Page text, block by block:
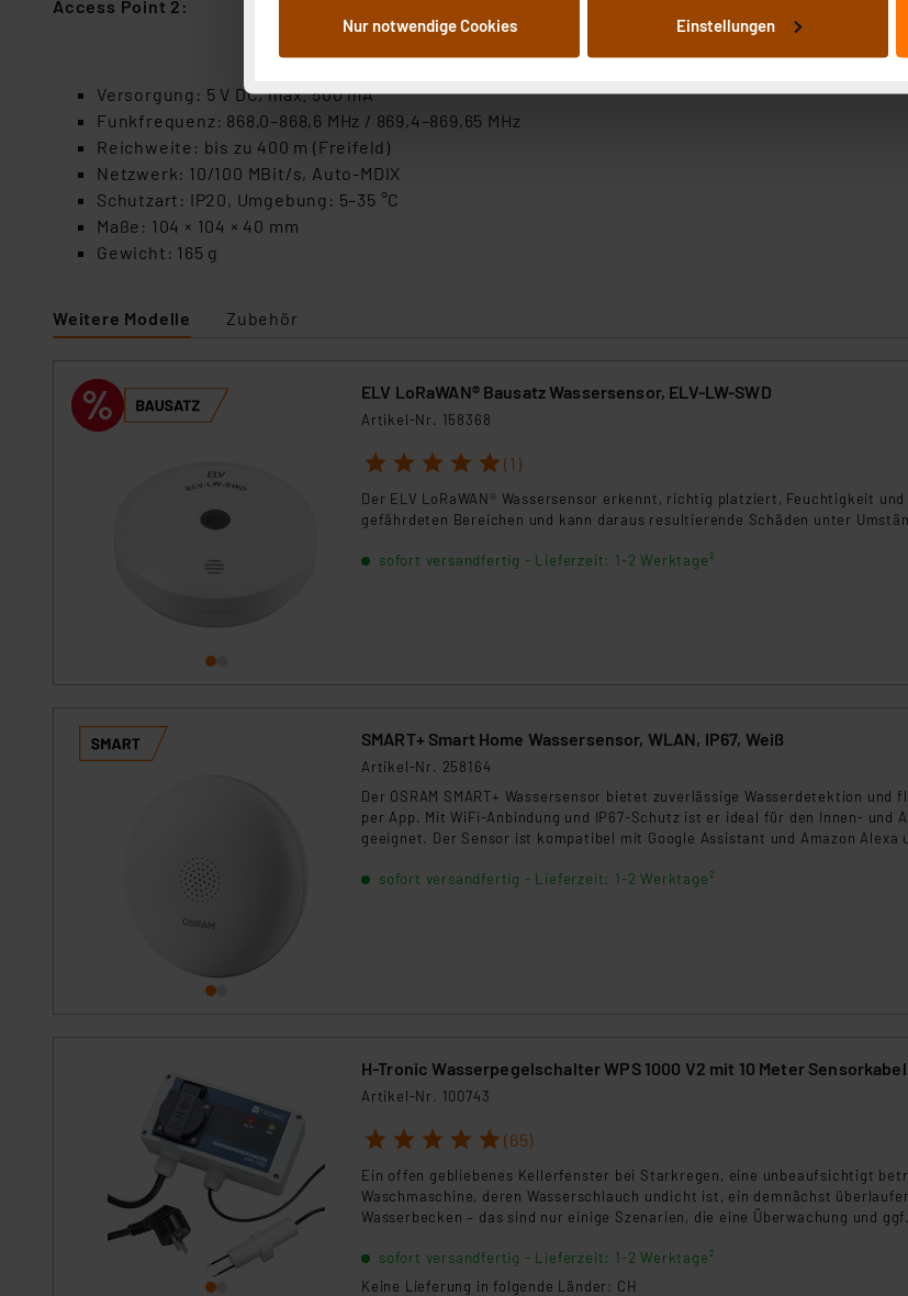
Weiterverarbeitung für die nachfolgend dargestellten bzw. die von Ihnen
Abs.1a DSG-VO) zu. Eine detaillierte Auflistung der einzelnen Cookies nach Zweck
ganz oder teilweise zustimmen. Ihre erteilte Zustimmung können Sie jederzeit unter
anpassen oder widerrufen. Die Rechtmäßigkeit der Speicherung, Abrufung und
Auswertung und Analyse bis zum Zeitpunkt des Widerrufs bleibt hiervon unberührt.
dazu führen, dass die Einstellungen nicht längerfristig gespeichert werden und
Für die USA besteht kein Angemessenheitsbeschluss der EU. Dies bedeutet, dass
Unsere Kooperation mit diesen Dienstleistern stützt sich auf die
Kommission sowie einer eigenen Beurteilung der mit der Datenübermittlung,
Daten, verbundenen Risiken.“
Impressum|Datenschutzerklärung
Nur notwendige Cookies Einstellungen
Access Point 2:
Versorgung: 5 V DC, max. 500 mA
Funkfrequenz: 868,0–868,6 MHz / 869,4–869,65 MHz
Reichweite: bis zu 400 m (Freifeld)
Netzwerk: 10/100 MBit/s, Auto-MDIX
Schutzart: IP20, Umgebung: 5–35 °C
Maße: 104 × 104 × 40 mm
Gewicht: 165 g
Weitere Modelle Zubehör
ELV LoRaWAN® Bausatz Wassersensor, ELV-LW-SWD
Artikel-Nr. 158368
1 2 3 4 5 (1)
Der ELV LoRaWAN® Wassersensor erkennt, richtig platziert, Feuchtigkeit und
gefährdeten Bereichen und kann daraus resultierende Schäden unter
sofort versandfertig - Lieferzeit: 1-2 Werktage²
SMART+ Smart Home Wassersensor, WLAN, IP67, Weiß
Artikel-Nr. 258164
Der OSRAM SMART+ Wassersensor bietet zuverlässige Wasserdetektion und
per App. Mit WiFi-Anbindung und IP67-Schutz ist er ideal für den Innen- und
geeignet. Der Sensor ist kompatibel mit Google Assistant und Amazon Alexa
sofort versandfertig - Lieferzeit: 1-2 Werktage²
H-Tronic Wasserpegelschalter WPS 1000 V2 mit 10 Meter Sensorkabel
Artikel-Nr. 100743
1 2 3 4 5 (65)
Ein offen gebliebenes Kellerfenster bei Starkregen, eine unbeaufsichtigt
Waschmaschine, deren Wasserschlauch undicht ist, ein demnächst
Wasserbecken – das sind nur einige Szenarien, die eine Überwachung und
sofort versandfertig - Lieferzeit: 1-2 Werktage²
Keine Lieferung in folgende Länder: CH